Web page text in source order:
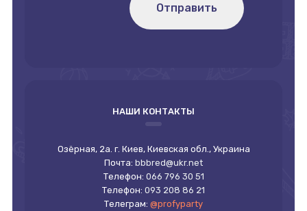
Отправить
НАШИ КОНТАКТЫ
Озёрная, 2а. г. Киев, Киевская обл., Украина
Почта: bbbred@ukr.net
Телефон: 066 796 30 51
Телефон: 093 208 86 21
Телеграм: @profyparty